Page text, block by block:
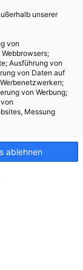
unserer
von
Ausführung von
von Daten auf
von Werbung;
Messung
ablehnen